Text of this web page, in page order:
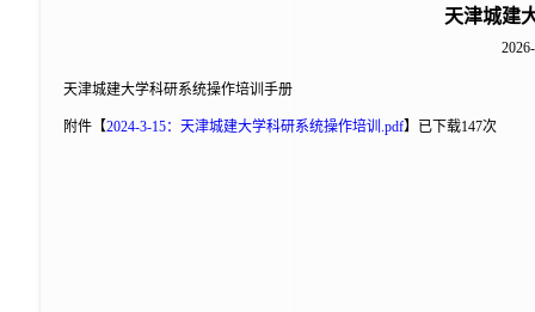
天津城建
天津城建大学科研系统操作培训手册
附件【2024-3-15：天津城建大学科研系统操作培训.pdf】 已下载147次